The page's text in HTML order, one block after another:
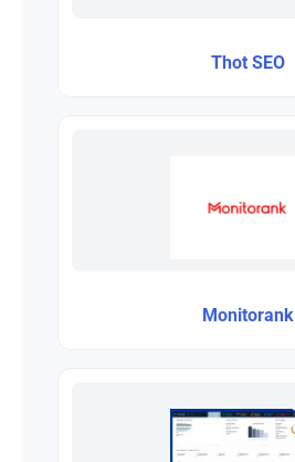
Thot SEO
Monitorank